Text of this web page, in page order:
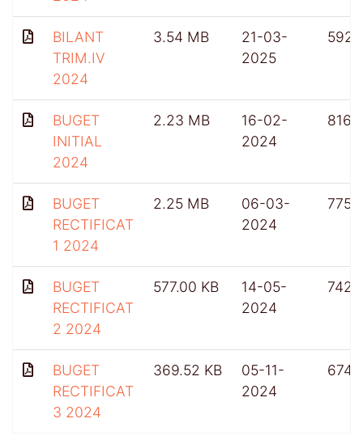
BILANT
TRIM.IV
2024
3.54 MB
21-03-
2025
592
BUGET
INITIAL
2024
2.23 MB
16-02-
2024
816
BUGET
RECTIFICAT
1 2024
2.25 MB
06-03-
2024
775
BUGET
RECTIFICAT
2 2024
577.00 KB
14-05-
2024
742
BUGET
RECTIFICAT
3 2024
369.52 KB
05-11-
2024
674